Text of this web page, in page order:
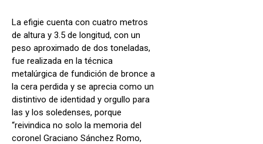
La efigie cuenta con cuatro metros
de altura y 3.5 de longitud, con un
peso aproximado de dos toneladas,
fue realizada en la técnica
metalúrgica de fundición de bronce a
la cera perdida y se aprecia como un
distintivo de identidad y orgullo para
las y los soledenses, porque
“reivindica no solo la memoria del
coronel Graciano Sánchez Romo,